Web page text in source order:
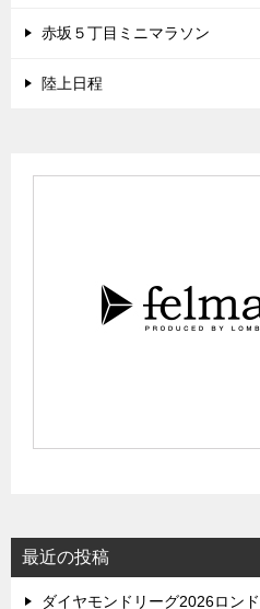
赤坂５丁目ミニマラソン
陸上日程
最近の投稿
ダイヤモンドリーグ2026ロン